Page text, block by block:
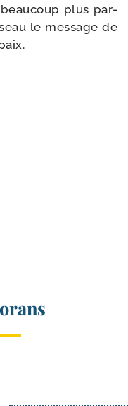
beau­coup plus par­
le mes­sage de